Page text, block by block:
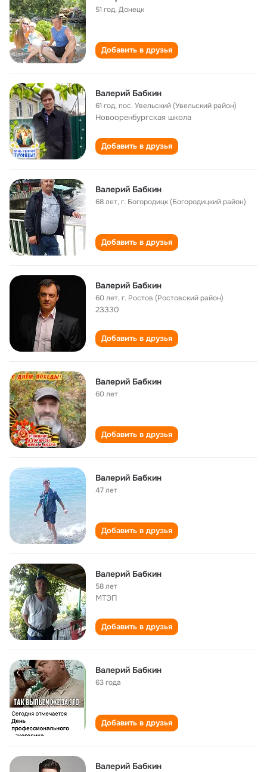
51 год,Донецк
Добавить в друзья
Валерий Бабкин
61 год,пос. Увельский (Увельский район)
Новооренбургская школа
Добавить в друзья
Валерий Бабкин
68 лет,г. Богородицк (Богородицкий район)
Добавить в друзья
Валерий Бабкин
60 лет,г. Ростов (Ростовский район)
23330
Добавить в друзья
Валерий Бабкин
60 лет
Добавить в друзья
Валерий Бабкин
47 лет
Добавить в друзья
Валерий Бабкин
58 лет
МТЭП
Добавить в друзья
Валерий Бабкин
63 года
Добавить в друзья
Валерий Бабкин